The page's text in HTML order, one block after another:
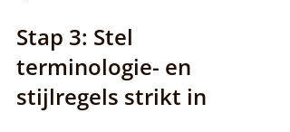
Stap 3: Stel
terminologie- en
stijlregels strikt in